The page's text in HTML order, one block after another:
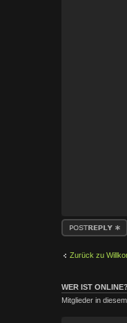
Antwort erstellen
Zurück zu
WER IST ONLINE?
Mitglieder in